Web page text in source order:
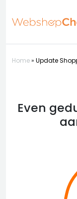
Home» Update
Even